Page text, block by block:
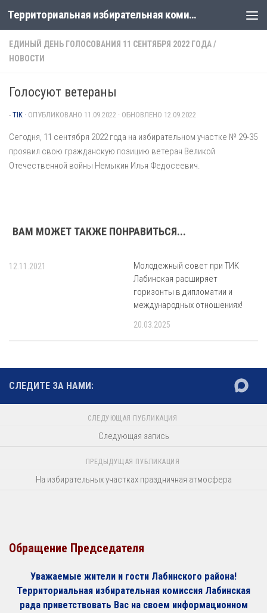
Перейти к содержимому Территориальная избирательная комиссия Лабинская
ЕДИНЫЙ ДЕНЬ ГОЛОСОВАНИЯ 11 СЕНТЯБРЯ 2022 ГОДА/
НОВОСТИ
Голосуют ветераны
- TIK · ОПУБЛИКОВАНО 11.09.2022 · ОБНОВЛЕНО 12.09.2022
Сегодня, 11 сентября 2022 года на избирательном участке № 29-35
проявил свою гражданскую позицию ветеран Великой
Отечественной войны Немыкин Илья Федосеевич.
ВАМ МОЖЕТ ТАКЖЕ ПОНРАВИТЬСЯ...
12.11.2021
Молодежный совет при ТИК
Лабинская расширяет
горизонты в дипломатии и
международных отношениях!
20.03.2025
СЛЕДИТЕ ЗА НАМИ:
СЛЕДУЮЩАЯ ПУБЛИКАЦИЯ
Следующая запись
ПРЕДЫДУЩАЯ ПУБЛИКАЦИЯ
На избирательных участках праздничная атмосфера
Обращение Председателя
Уважаемые жители и гости Лабинского района!
Территориальная избирательная комиссия Лабинская
рада приветствовать Вас на своем информационном